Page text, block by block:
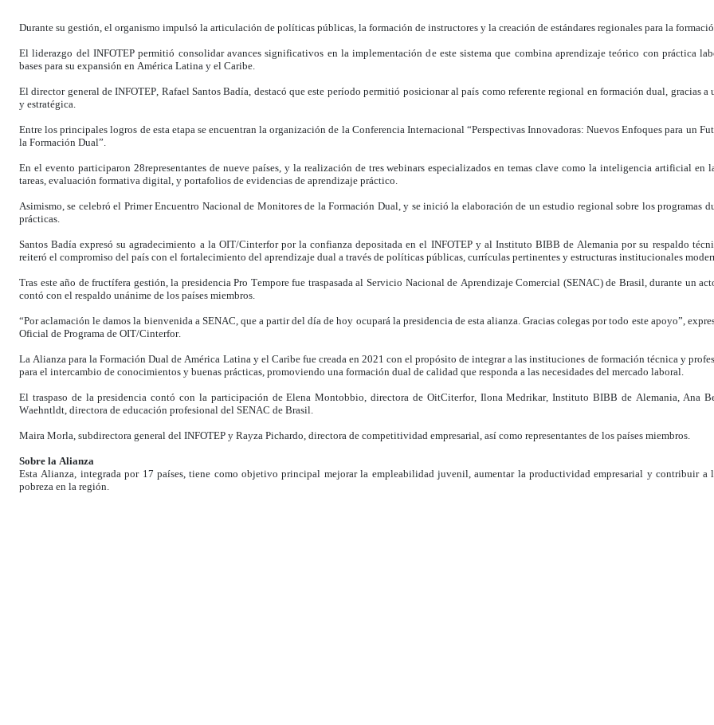
Durante su gestión, el organismo impulsó la articulación de políticas públicas, la formación de instructores y la creación de estándares regionales para la
El liderazgo del INFOTEP permitió consolidar avances significativos en la implementación de este sistema que combina aprendizaje teórico con práctica
bases para su expansión en América Latina y el Caribe.
El director general de INFOTEP, Rafael Santos Badía, destacó que este período permitió posicionar al país como referente regional en formación dual, gracias a
y estratégica.
Entre los principales logros de esta etapa se encuentran la organización de la Conferencia Internacional “Perspectivas Innovadoras: Nuevos Enfoques para un
la Formación Dual”.
En el evento participaron 28representantes de nueve países, y la realización de tres webinars especializados en temas clave como la inteligencia artificial en
tareas, evaluación formativa digital, y portafolios de evidencias de aprendizaje práctico.
Asimismo, se celebró el Primer Encuentro Nacional de Monitores de la Formación Dual, y se inició la elaboración de un estudio regional sobre los programas
prácticas.
Santos Badía expresó su agradecimiento a la OIT/Cinterfor por la confianza depositada en el INFOTEP y al Instituto BIBB de Alemania por su respaldo
reiteró el compromiso del país con el fortalecimiento del aprendizaje dual a través de políticas públicas, currículas pertinentes y estructuras institucionales
Tras este año de fructífera gestión, la presidencia Pro Tempore fue traspasada al Servicio Nacional de Aprendizaje Comercial (SENAC) de Brasil, durante un
contó con el respaldo unánime de los países miembros.
“Por aclamación le damos la bienvenida a SENAC, que a partir del día de hoy ocupará la presidencia de esta alianza. Gracias colegas por todo este apoyo”,
Oficial de Programa de OIT/Cinterfor.
La Alianza para la Formación Dual de América Latina y el Caribe fue creada en 2021 con el propósito de integrar a las instituciones de formación técnica y
para el intercambio de conocimientos y buenas prácticas, promoviendo una formación dual de calidad que responda a las necesidades del mercado laboral.
El traspaso de la presidencia contó con la participación de Elena Montobbio, directora de OitCiterfor, Ilona Medrikar, Instituto BIBB de Alemania, Ana
Waehntldt, directora de educación profesional del SENAC de Brasil.
Maira Morla, subdirectora general del INFOTEP y Rayza Pichardo, directora de competitividad empresarial, así como representantes de los países miembros.
Sobre la Alianza
Esta Alianza, integrada por 17 países, tiene como objetivo principal mejorar la empleabilidad juvenil, aumentar la productividad empresarial y contribuir a
pobreza en la región.